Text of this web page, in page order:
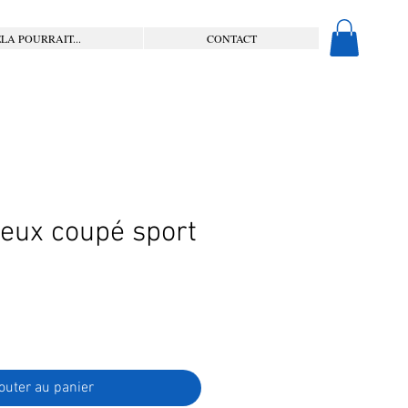
POURRAIT... CONTACT
coupé sport
au panier